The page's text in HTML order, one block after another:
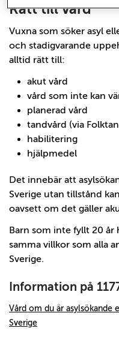
Rätt till vård
Vuxna som söker asyl
och stadigvarande
alltid rätt till:
akut vård
vård som inte kan
planerad vård
tandvård (via
habilitering
hjälpmedel
Det innebär att
Sverige utan tillstånd
oavsett om det gäller
Barn som inte fyllt 20 år
samma villkor som alla
Sverige.
Information på
Vård om du är asylsökande
Sverige